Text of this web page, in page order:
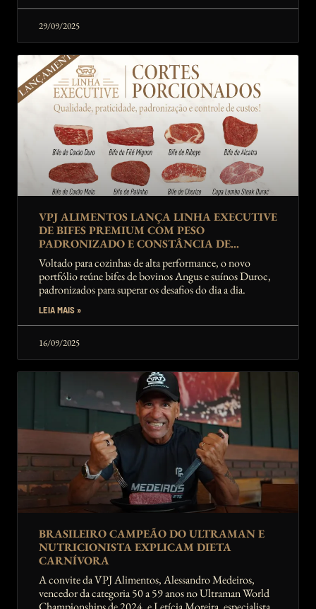
29/09/2025
VPJ ALIMENTOS LANÇA LINHA EXECUTIVE
DE BIFES PREMIUM COM PESO
PADRONIZADO E CONSTÂNCIA DE
ENTREGA GARANTIDOS AO FOODSERVICE
365 DIAS DO ANO
Voltado para cozinhas de alta performance, o novo
portfólio reúne bifes de bovinos Angus e suínos Duroc,
padronizados para superar os desafios do dia a dia.
LEIA MAIS »
16/09/2025
BRASILEIRO CAMPEÃO DO ULTRAMAN E
NUTRICIONISTA EXPLICAM DIETA
CARNÍVORA
A convite da VPJ Alimentos, Alessandro Medeiros,
vencedor da categoria 50 a 59 anos no Ultraman World